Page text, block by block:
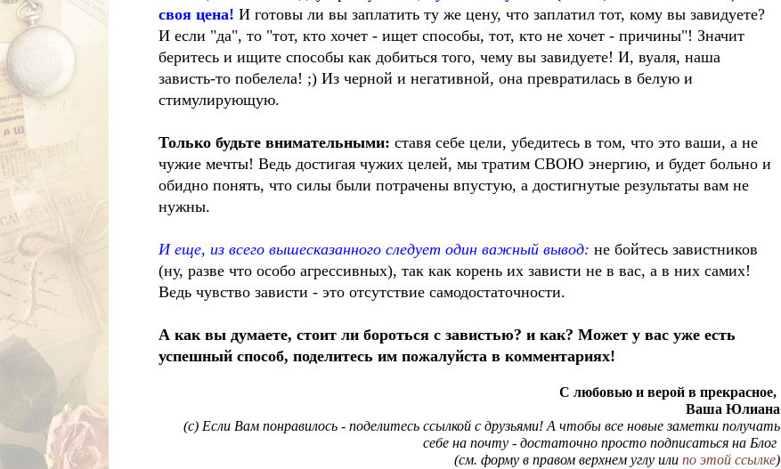
своя цена! И готовы ли вы заплатить ту же цену, что заплатил тот, кому вы завидуете?
И если "да", то "тот, кто хочет - ищет способы, тот, кто не хочет - причины"! Значит
беритесь и ищите способы как добиться того, чему вы завидуете! И, вуаля, наша
зависть-то побелела! ;) Из черной и негативной, она превратилась в белую и
стимулирующую.
Только будьте внимательными: ставя себе цели, убедитесь в том, что это ваши, а не
чужие мечты! Ведь достигая чужих целей, мы тратим СВОЮ энергию, и будет больно и
обидно понять, что силы были потрачены впустую, а достигнутые результаты вам не
нужны.
И еще, из всего вышесказанного следует один важный вывод: не бойтесь завистников
(ну, разве что особо агрессивных), так как корень их зависти не в вас, а в них самих!
Ведь чувство зависти - это отсутствие самодостаточности.
А как вы думаете, стоит ли бороться с завистью? и как? Может у вас уже есть
успешный способ, поделитесь им пожалуйста в комментариях!
С любовью и верой в прекрасное,
Ваша Юлиана
(с) Если Вам понравилось - поделитесь ссылкой с друзьями! А чтобы все новые заметки получать
себе на почту - достаточно просто подписаться на Блог
(см. форму в правом верхнем углу или по этой ссылке)